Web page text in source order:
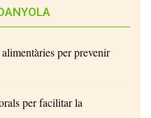
per prevenir
per facilitar la